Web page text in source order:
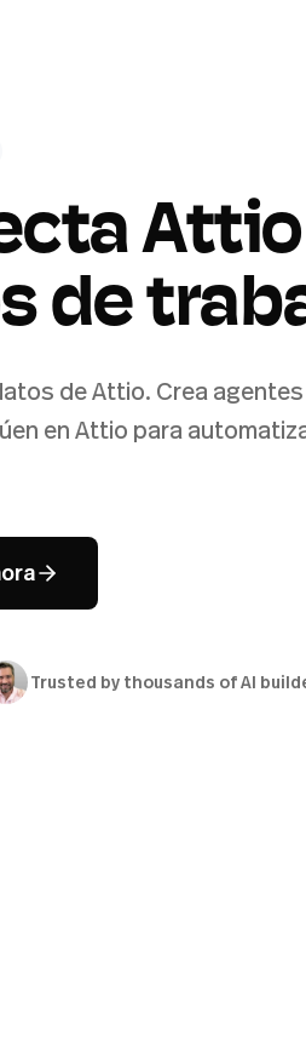
de
de Attio. Crea agentes
en Attio para
Trusted by thousands of AI